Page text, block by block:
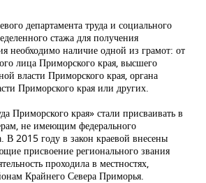
департамента труда и социального
стажа для получения
необходимо наличие одной из грамот: от
лица Приморского края, высшего
власти Приморского края, органа
Приморского края или других.
Приморского края» стали присваивать в
не имеющим федерального
В 2015 году в закон краевой внесены
присвоение регионального звания
проходила в местностях,
Крайнего Севера Приморья.